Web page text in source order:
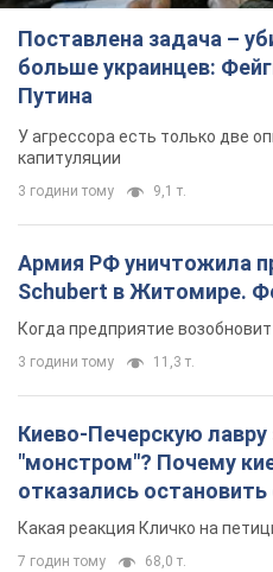
Поставлена задача –
больше украинцев:
Путина
У агрессора есть только две
капитуляции
3 години тому 9,1 т.
Армия РФ уничтожила
Schubert в Житомире.
Когда предприятие
3 години тому 11,3 т.
Киево-Печерскую
"монстром"? Почему
отказались
небоскреба
Какая реакция Кличко на
7 годин тому 68,0 т.